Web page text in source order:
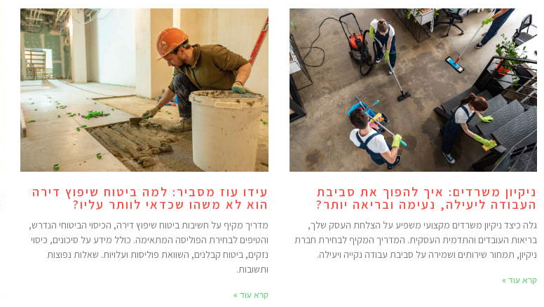
ניקיון משרדים: איך להפוך את סביבת
העבודה ליעילה, נעימה ובריאה יותר?
גלה כיצד ניקיון משרדים מקצועי משפיע על הצלחת העסק שלך,
בריאות העובדים והתדמית העסקית. המדריך המקיף לבחירת חברת
ניקיון, תמחור שירותים ושמירה על סביבת עבודה נקייה ויעילה.
קרא עוד »
עידו עוז מסביר: למה ביטוח שיפוץ דירה
הוא לא משהו שכדאי לוותר עליו?
מדריך מקיף על חשיבות ביטוח שיפוץ דירה, הכיסוי הביטוחי הנדרש,
והטיפים לבחירת הפוליסה המתאימה. כולל מידע על סיכונים, כיסוי
נזקים, ביטוח קבלנים, השוואת פוליסות ועלויות. שאלות נפוצות
ותשובות.
קרא עוד »